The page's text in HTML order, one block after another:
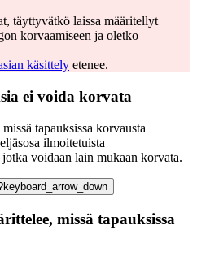
täyttyvätkö laissa määritellyt
korvaamiseen ja oletko
käsittely etenee.
ei voida korvata
tapauksissa korvausta
ilmoitetuista
voidaan lain mukaan korvata.
keyboard_arrow_down
missä tapauksissa